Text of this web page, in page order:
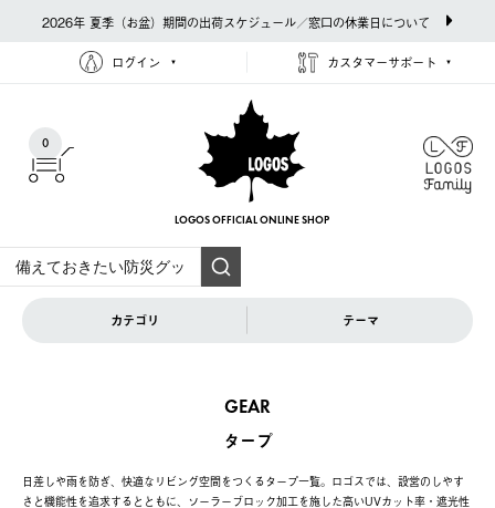
2026年 夏季（お盆）期間の出荷スケジュール／窓口の休業日について
ログイン カスタマーサポート
0
LOGOS OFFICIAL ONLINE SHOP
カテゴリ テーマ
GEAR
タープ
日差しや雨を防ぎ、快適なリビング空間をつくるタープ一覧。ロゴスでは、設営のしやす
さと機能性を追求するとともに、ソーラーブロック加工を施した高いUVカット率・遮光性